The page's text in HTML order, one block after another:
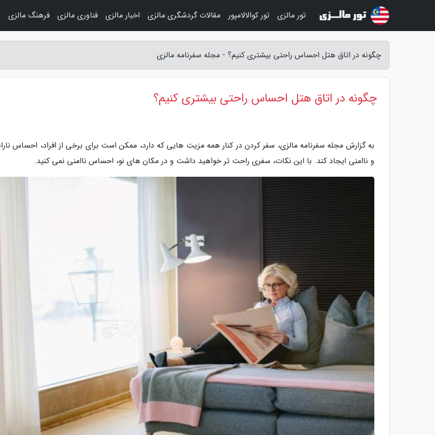
چگونه در اتاق هتل احساس راحتی بیشتری کنیم؟ - مجله سفرنامه مالزی
چگونه در اتاق هتل احساس راحتی بیشتری کنیم؟
به گزارش مجله سفرنامه مالزی، سفر کردن در کنار همه مزیت هایی که دارد، ممکن است برای برخی از افراد، احساس
و ناامنی ایجاد کند. با این نکات، سفری راحت تر خواهید داشت و در مکان های نو، احساس ناامنی نمی کنید.
تور مالزی تور کوالالامپور مقالات گردشگری مالزی اخبار مالزی فناوری مالزی فرهنگ مالزی